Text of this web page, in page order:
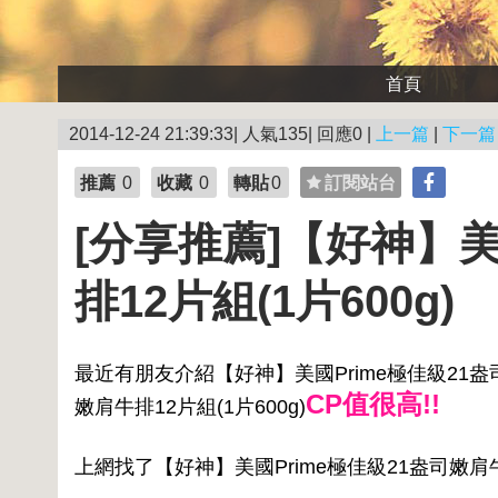
首頁
2014-12-24 21:39:33| 人氣135| 回應0 | 上一篇 下一篇
推薦 0 收藏 0 轉貼0 訂閱站台
[分享推薦]【好神】
排12片組(1片600g)
最近有朋友介紹【好神】美國Prime極佳級21
嫩肩牛排12片組(1片600g)CP值很高!!
上網找了【好神】美國Prime極佳級21盎司嫩